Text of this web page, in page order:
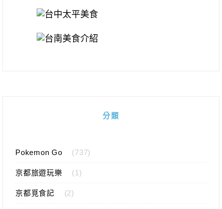
分類
Pokemon Go (737)
京都旅遊玩樂 (1)
京都覓食記 (2)